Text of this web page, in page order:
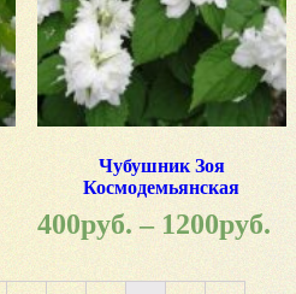
Чубушник Зоя
Космодемьянская
400руб. – 1200руб.